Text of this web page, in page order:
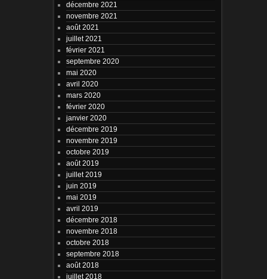
décembre 2021
novembre 2021
août 2021
juillet 2021
février 2021
septembre 2020
mai 2020
avril 2020
mars 2020
février 2020
janvier 2020
décembre 2019
novembre 2019
octobre 2019
août 2019
juillet 2019
juin 2019
mai 2019
avril 2019
décembre 2018
novembre 2018
octobre 2018
septembre 2018
août 2018
juillet 2018